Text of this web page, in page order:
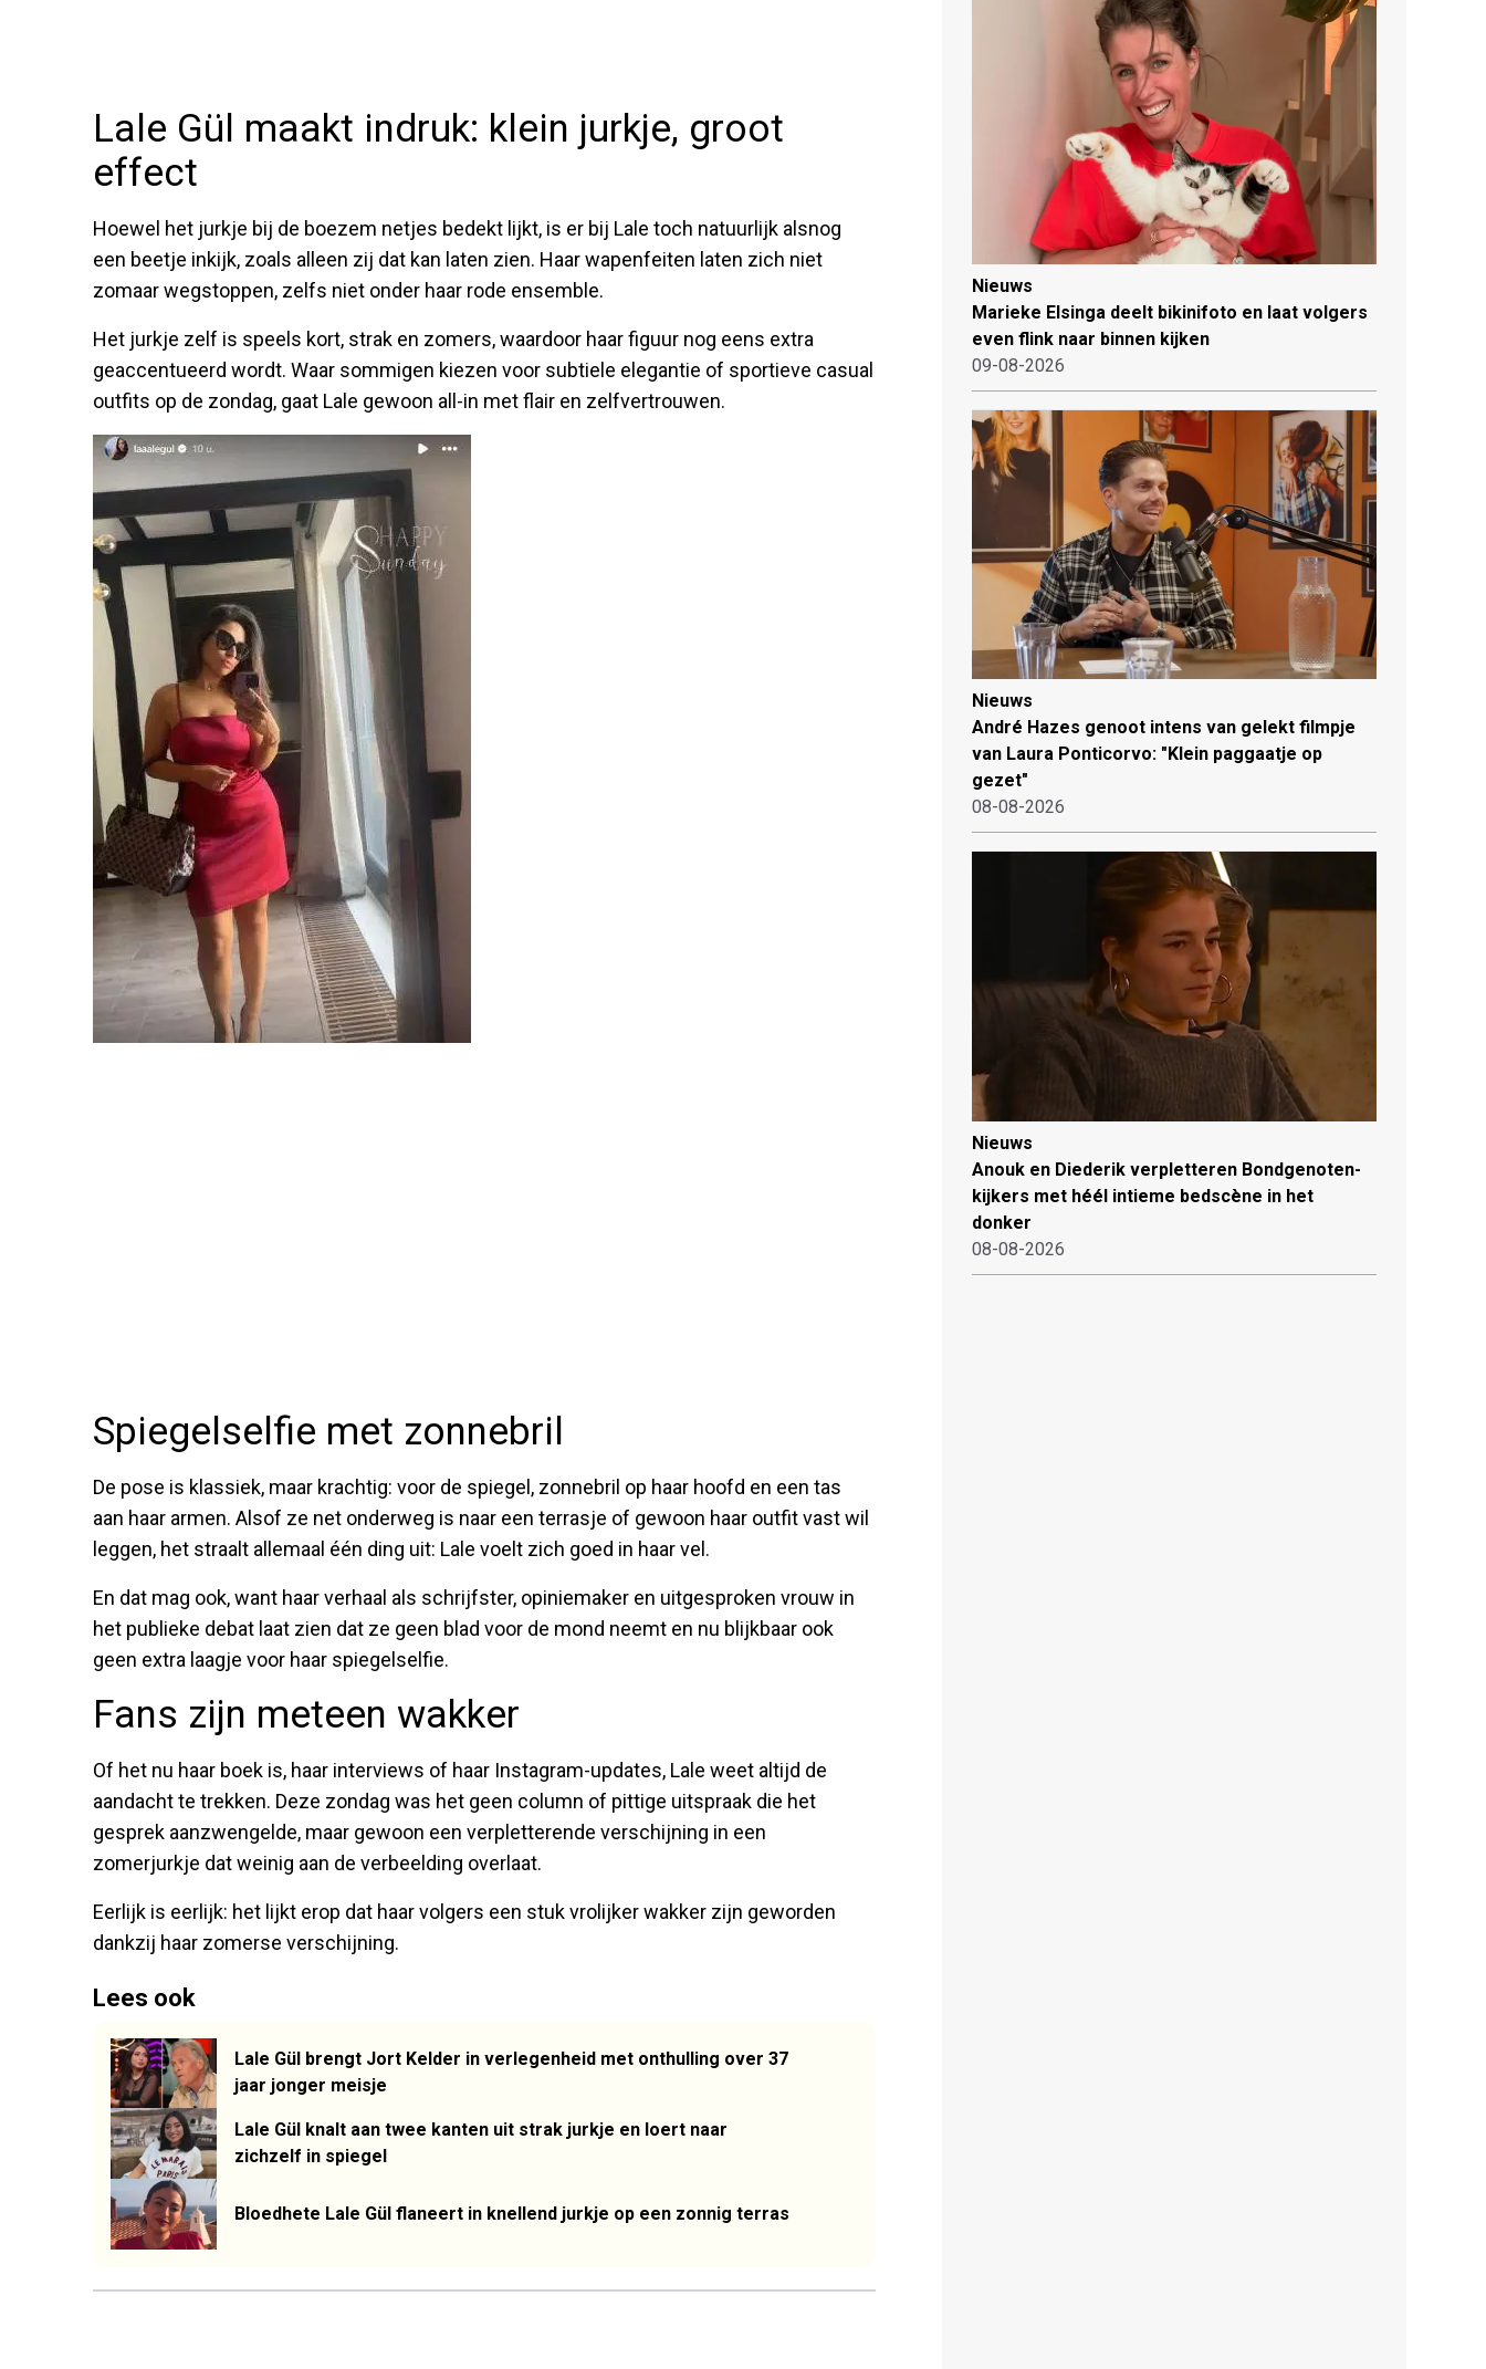
Lale Gül maakt indruk: klein jurkje, groot
effect
Hoewel het jurkje bij de boezem netjes bedekt lijkt, is er bij Lale toch natuurlijk alsnog
een beetje inkijk, zoals alleen zij dat kan laten zien. Haar wapenfeiten laten zich niet
zomaar wegstoppen, zelfs niet onder haar rode ensemble.
Het jurkje zelf is speels kort, strak en zomers, waardoor haar figuur nog eens extra
geaccentueerd wordt. Waar sommigen kiezen voor subtiele elegantie of sportieve casual
outfits op de zondag, gaat Lale gewoon all-in met flair en zelfvertrouwen.
Spiegelselfie met zonnebril
De pose is klassiek, maar krachtig: voor de spiegel, zonnebril op haar hoofd en een tas
aan haar armen. Alsof ze net onderweg is naar een terrasje of gewoon haar outfit vast wil
leggen, het straalt allemaal één ding uit: Lale voelt zich goed in haar vel.
En dat mag ook, want haar verhaal als schrijfster, opiniemaker en uitgesproken vrouw in
het publieke debat laat zien dat ze geen blad voor de mond neemt en nu blijkbaar ook
geen extra laagje voor haar spiegelselfie.
Fans zijn meteen wakker
Of het nu haar boek is, haar interviews of haar Instagram-updates, Lale weet altijd de
aandacht te trekken. Deze zondag was het geen column of pittige uitspraak die het
gesprek aanzwengelde, maar gewoon een verpletterende verschijning in een
zomerjurkje dat weinig aan de verbeelding overlaat.
Eerlijk is eerlijk: het lijkt erop dat haar volgers een stuk vrolijker wakker zijn geworden
dankzij haar zomerse verschijning.
Lees ook
Lale Gül brengt Jort Kelder in verlegenheid met onthulling over 37
jaar jonger meisje
Lale Gül knalt aan twee kanten uit strak jurkje en loert naar
zichzelf in spiegel
Bloedhete Lale Gül flaneert in knellend jurkje op een zonnig terras
Nieuws
Marieke Elsinga deelt bikinifoto en laat volgers
even flink naar binnen kijken
09-08-2026
Nieuws
André Hazes genoot intens van gelekt filmpje
van Laura Ponticorvo: "Klein paggaatje op
gezet"
08-08-2026
Nieuws
Anouk en Diederik verpletteren Bondgenoten-
kijkers met héél intieme bedscène in het
donker
08-08-2026